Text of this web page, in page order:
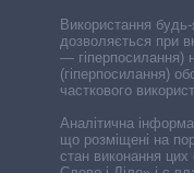
Використання будь-
дозволяється при
— гіперпосилання)
(гіперпосилання)
часткового
Аналітична
що розміщені на
стан виконання цих